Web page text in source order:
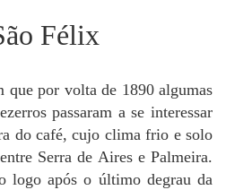
Félix
que por volta de 1890 algumas
passaram a se interessar
do café, cujo clima frio e solo
Serra de Aires e Palmeira.
logo após o último degrau da